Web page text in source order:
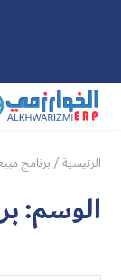
الرئيسية/ برنامج
الوسم: